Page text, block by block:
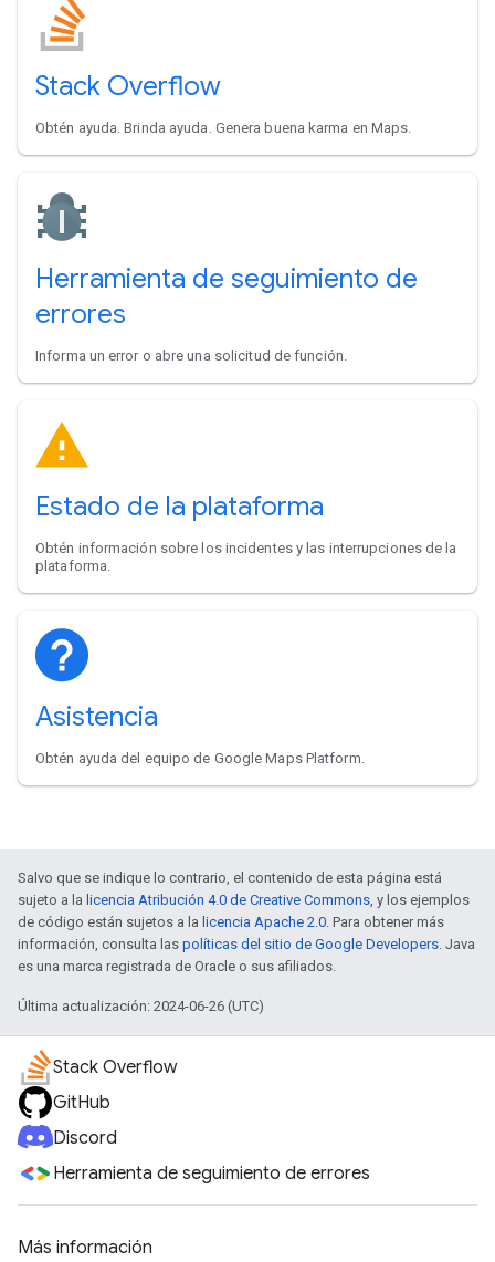
Stack Overflow
Obtén ayuda. Brinda ayuda. Genera buena karma en Maps.
Herramienta de seguimiento de
errores
Informa un error o abre una solicitud de función.
Estado de la plataforma
Obtén información sobre los incidentes y las interrupciones de la
plataforma.
Asistencia
Obtén ayuda del equipo de Google Maps Platform.
Salvo que se indique lo contrario, el contenido de esta página está
sujeto a la licencia Atribución 4.0 de Creative Commons, y los ejemplos
de código están sujetos a la licencia Apache 2.0. Para obtener más
información, consulta las políticas del sitio de Google Developers. Java
es una marca registrada de Oracle o sus afiliados.
Última actualización: 2024-06-26 (UTC)
Stack Overflow
GitHub
Discord
Herramienta de seguimiento de errores
Más información